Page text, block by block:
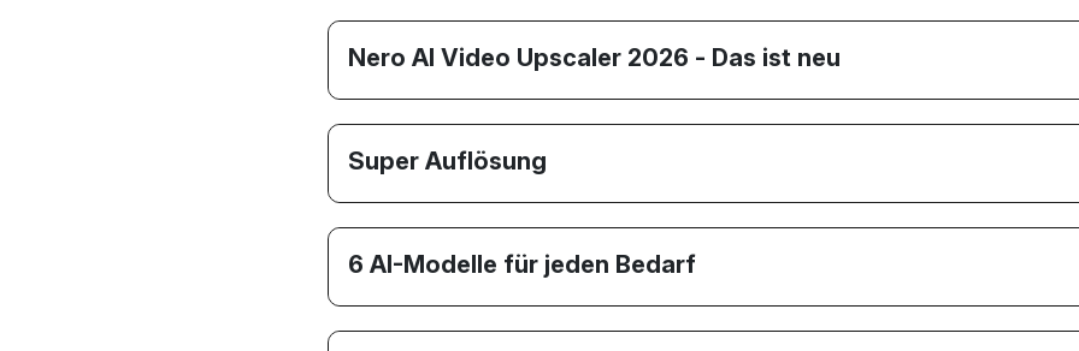
Nero AI Video Upscaler 2026 - Das ist neu
Super Auflösung
6 AI-Modelle für jeden Bedarf